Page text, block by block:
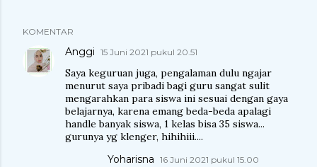
KOMENTAR
Anggi 15 Juni 2021 pukul 20.51
Saya keguruan juga, pengalaman dulu ngajar
menurut saya pribadi bagi guru sangat sulit
mengarahkan para siswa ini sesuai dengan gaya
belajarnya, karena emang beda-beda apalagi
handle banyak siswa, 1 kelas bisa 35 siswa...
gurunya yg klenger, hihihiii....
Yoharisna 16 Juni 2021 pukul 15.00